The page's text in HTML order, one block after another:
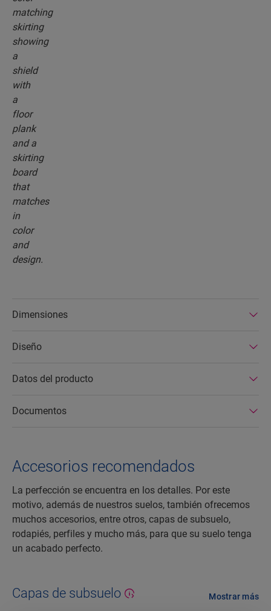
color del suelo que elija.
Dimensiones
Diseño
Datos del producto
Documentos
Accesorios recomendados
La perfección se encuentra en los detalles. Por este
motivo, además de nuestros suelos, también ofrecemos
muchos accesorios, entre otros, capas de subsuelo,
rodapiés, perfiles y mucho más, para que su suelo tenga
un acabado perfecto.
Capas de subsuelo Mostrar más